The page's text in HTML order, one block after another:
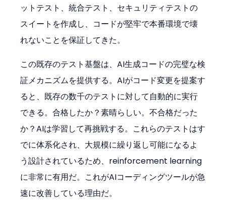
ットテスト、統合テスト、セキュリティテストの
スイートを作成し、コードが堅牢で本番環境で壊
れないことを保証してきた。
この既存のテスト基盤は、AI生成コードの完璧な検
証メカニズムを提供する。AIがコード変更を提案す
ると、既存の数千のテストに対して自動的に実行
できる。合格したか？素晴らしい。不合格だった
か？AIは学習して再挑戦する。これらのテストはす
でに体系化され、大規模に繰り返し可能になるよ
う設計されているため、reinforcement learning
に非常に有用だ。これがAIコーディングツールが急
速に改善している理由だ。